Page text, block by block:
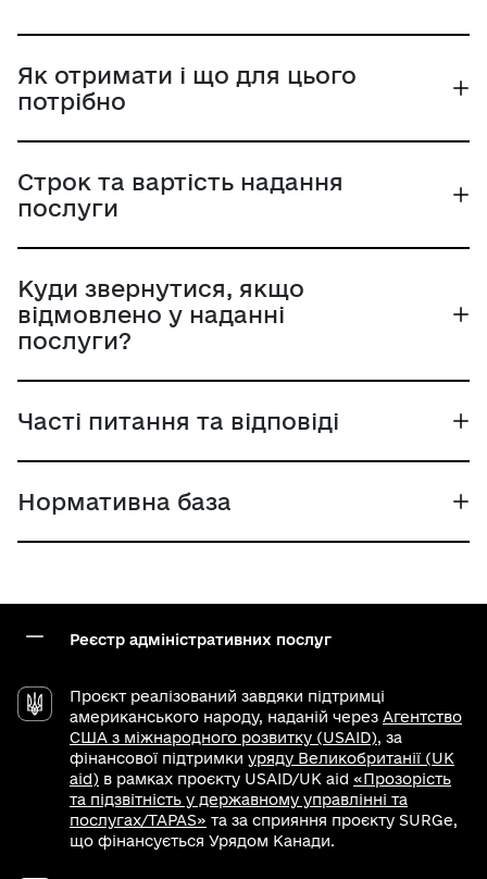
або саморегулівної організації щодо включення її
до Переліку з наданням підтвердних документів.
Як отримати і що для цього
потрібно
Строк та вартість надання
послуги
Куди звернутися, якщо
відмовлено у наданні
послуги?
Часті питання та відповіді
Нормативна база
Реєстр адміністративних послуг
Проєкт реалізований завдяки підтримці
американського народу, наданій через Агентство
США з міжнародного розвитку (USAID), за
фінансової підтримки уряду Великобританії (UK
aid) в рамках проєкту USAID/UK aid «Прозорість
та підзвітність у державному управлінні та
послугах/TAPAS» та за сприяння проєкту SURGe,
що фінансується Урядом Канади.